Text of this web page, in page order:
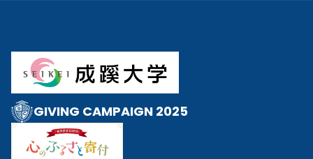
GIVING CAMPAIGN 2025